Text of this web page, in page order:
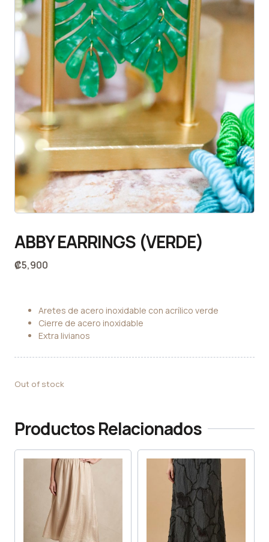
ABBY EARRINGS (VERDE)
₡5,900
Aretes de acero inoxidable con acrílico verde
Cierre de acero inoxidable
Extra livianos
Out of stock
Productos Relacionados